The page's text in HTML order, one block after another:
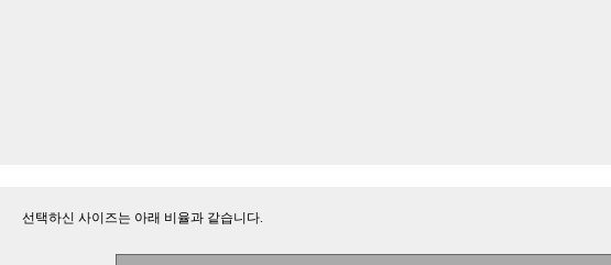
선택하신 사이즈는 아래 비율과 같습니다.